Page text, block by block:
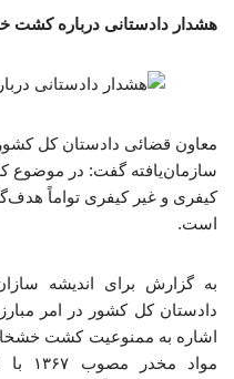
هشدار دادستانی درباره کشت
معاون قضائی دادستان کل کشور
سازمان‌یافته گفت: در موضوع
کیفری و غیر کیفری تواماً
است.
به گزارش برای اندیشه
دادستان کل کشور در امر
اشاره به ممنوعیت کشت